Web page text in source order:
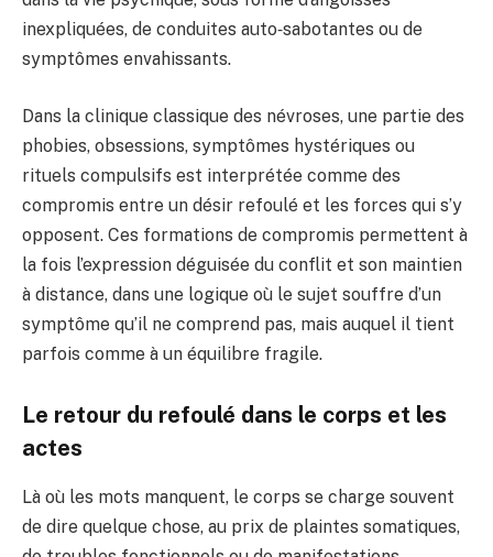
inexpliquées, de conduites auto‑sabotantes ou de
symptômes envahissants.
Dans la clinique classique des névroses, une partie des
phobies, obsessions, symptômes hystériques ou
rituels compulsifs est interprétée comme des
compromis entre un désir refoulé et les forces qui s’y
opposent. Ces formations de compromis permettent à
la fois l’expression déguisée du conflit et son maintien
à distance, dans une logique où le sujet souffre d’un
symptôme qu’il ne comprend pas, mais auquel il tient
parfois comme à un équilibre fragile.
Le retour du refoulé dans le corps et les
actes
Là où les mots manquent, le corps se charge souvent
de dire quelque chose, au prix de plaintes somatiques,